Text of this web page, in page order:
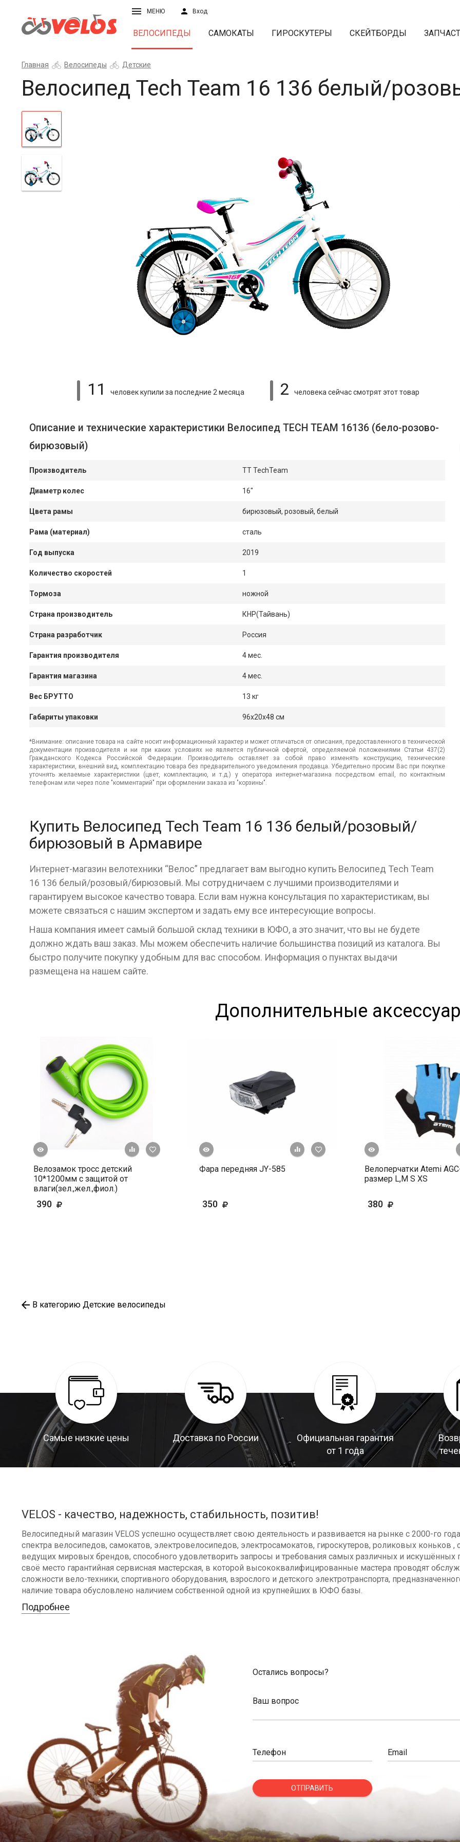
МЕНЮ Вход
ВЕЛОСИПЕДЫ САМОКАТЫ ГИРОСКУТЕРЫ СКЕЙТБОРДЫ
Главная Велосипеды Детские
Велосипед Tech Team 16 136 белый/
11 человек купили за последние 2 месяца 2 человека сейчас смотрятэтот товар
Описание и технические характеристики Велосипед TECH TEAM 16136 (бело-розово-
бирюзовый)
Производитель TT TechTeam
Диаметр колес 16"
Цвета рамы бирюзовый, розовый, белый
Рама (материал) сталь
Год выпуска 2019
Количество скоростей 1
Тормоза ножной
Страна производитель КНР(Тайвань)
Страна разработчик Россия
Гарантия производителя 4 мес.
Гарантия магазина 4 мес.
Вес БРУТТО 13 кг
Габариты упаковки 96x20x48 см
*Внимание: описание товара на сайте носит информационный характер и может отличаться от описания, предоставленного в технической
документации производителя и ни при каких условиях не является публичной офертой, определяемой положениями Статьи 437(2)
Гражданского Кодекса Российской Федерации. Производитель оставляет за собой право изменять конструкцию, технические
характеристики, внешний вид, комплектацию товара без предварительного уведомления продавца. Убедительно просим Вас при покупке
уточнять желаемые характеристики (цвет, комплектацию, и т.д.) у оператора интернет-магазина посредством email, по контактным
телефонам или через поле "комментарий" при оформлении заказа из "корзины".
Купить Велосипед Tech Team 16 136 белый/розовый/
бирюзовый в Армавире
Интернет-магазин велотехники “Велос” предлагает вам выгодно купить Велосипед Tech Team
16 136 белый/розовый/бирюзовый. Мы сотрудничаем с лучшими производителями и
гарантируем высокое качество товара. Если вам нужна консультация по характеристикам, вы
можете связаться с нашим экспертом и задать ему все интересующие вопросы.
Наша компания имеет самый большой склад техники в ЮФО, а это значит, что вы не будете
должно ждать ваш заказ. Мы можем обеспечить наличие большинства позиций из каталога. Вы
быстро получите покупку удобным для вас способом. Информация о пунктах выдачи
размещена на нашем сайте.
Дополнительные
+ К сравнению
В избранное
Велозамок тросс детский
10*1200мм c защитой от
влаги(зел.,жел.,фиол.)
390
+ К сравнению
В избранное
Быстрый просмотр
Фара передняя JY-585
350
Быстрый просмотр
Велоперчатки Atemi
размер L,М S XS
380
В категорию Детские велосипеды
Самые низкие цены Доставка по России
Официальная гарантия
от 1 года
VELOS - качество, надежность, стабильность, позитив!
Велосипедный магазин VELOS успешно осуществляет свою деятельность и развивается на рынке с 2000-го
спектра велосипедов, самокатов, электровелосипедов, электросамокатов, гироскутеров, роликовых коньков ,
ведущих мировых брендов, способного удовлетворить запросы и требования самых различных и искушённых
своё место гарантийная сервисная мастерская, в которой высококвалифицированные мастера проводят
сложности вело-техники, спортивного оборудования, взрослого и детского электротранспорта,
наличие товара обусловлено наличием собственной одной из крупнейших в ЮФО базы.
Подробнее
Остались вопросы?
Ваш вопрос
Телефон Email
ОТПРАВИТЬ